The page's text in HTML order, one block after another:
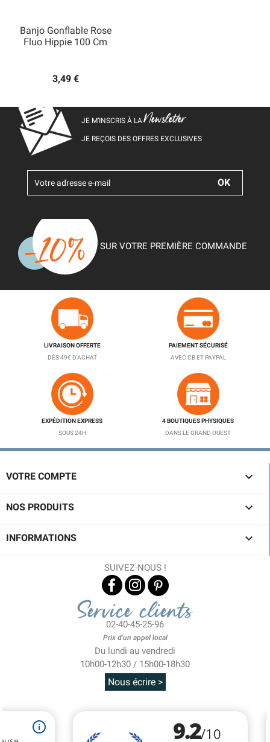
Banjo Gonflable Rose
Fluo Hippie 100 Cm
3,49 €
JE M’INSCRIS À LANewsletter
JE REÇOIS DES OFFRES EXCLUSIVES
SUR VOTRE PREMIÈRE COMMANDE
LIVRAISON OFFERTE
DÈS 49€ D'ACHAT
PAIEMENT SÉCURISÉ
AVEC CB ET PAYPAL
EXPÉDITION EXPRESS
SOUS 24H
4 BOUTIQUES PHYSIQUES
DANS LE GRAND OUEST
VOTRE COMPTE 
NOS PRODUITS 
INFORMATIONS 
SUIVEZ-NOUS !
Service clients
02-40-45-25-96
Prix d'un appel local
Du lundi au vendredi
10h00-12h30 / 15h00-18h30
Nous écrire >